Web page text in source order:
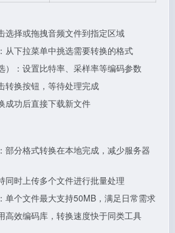
选择或拖拽音频文件到指定区域
：从下拉菜单中挑选需要转换的格式
）：设置比特率、采样率等编码参数
转换按钮，等待处理完成
成功后直接下载新文件
：部分格式转换在本地完成，减少服务器
同时上传多个文件进行批量处理
：单个文件最大支持50MB，满足日常需求
高效编码库，转换速度快于同类工具